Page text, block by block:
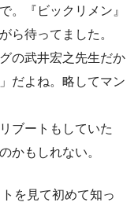
。『ビックリメン』
ら待ってました。
の武井宏之先生だか
だよね。略してマン
ブートもしていた
かもしれない。
を見て初めて知っ